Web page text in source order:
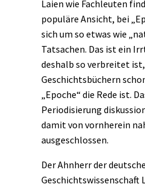
Laien wie Fachleuten
populäre Ansicht, bei
sich um so etwas wie
Tatsachen. Das ist ein
deshalb so verbreitet
Geschichtsbüchern
„Epoche“ die Rede ist.
Periodisierung
damit von vornherein
ausgeschlossen.
Der Ahnherr der
Geschichtswissenschaft